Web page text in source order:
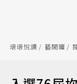
琅琅悅讀 藝開罐